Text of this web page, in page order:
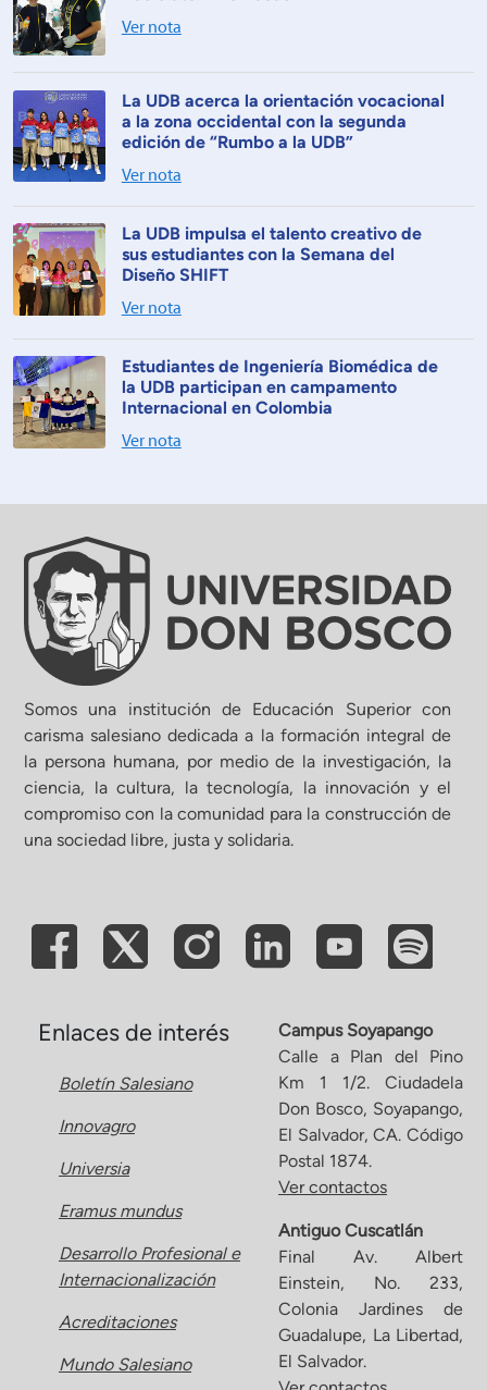
Ver nota
La UDB acerca la orientación vocacional
a la zona occidental con la segunda
edición de “Rumbo a la UDB”
Ver nota
La UDB impulsa el talento creativo de
sus estudiantes con la Semana del
Diseño SHIFT
Ver nota
Estudiantes de Ingeniería Biomédica de
la UDB participan en campamento
Internacional en Colombia
Ver nota
Somos una institución de Educación Superior con
carisma salesiano dedicada a la formación integral de
la persona humana, por medio de la investigación, la
ciencia, la cultura, la tecnología, la innovación y el
compromiso con la comunidad para la construcción de
una sociedad libre, justa y solidaria.
Enlaces de interés
Boletín Salesiano
Innovagro
Universia
Eramus mundus
Desarrollo Profesional e
Internacionalización
Acreditaciones
Mundo Salesiano
Campus Soyapango
Calle a Plan del Pino
Km 1 1/2. Ciudadela
Don Bosco, Soyapango,
El Salvador, CA. Código
Postal 1874.
Ver contactos
Antiguo Cuscatlán
Final Av. Albert
Einstein, No. 233,
Colonia Jardines de
Guadalupe, La Libertad,
El Salvador.